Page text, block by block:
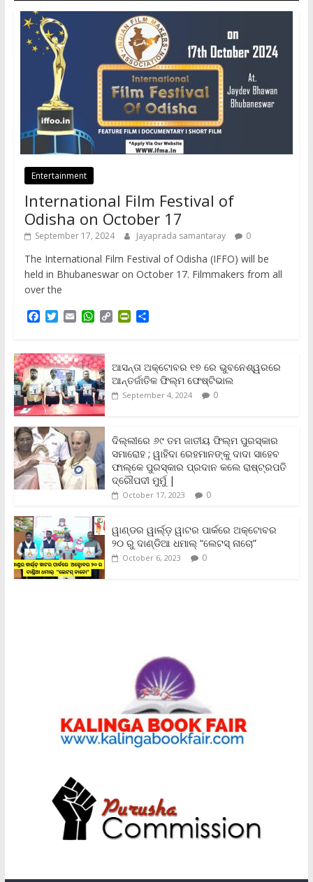
Entertainment
International Film Festival of
Odisha on October 17
September 17, 2024 Jayaprada samantaray 0
The International Film Festival of Odisha (IFFO) will be
held in Bhubaneswar on October 17. Filmmakers from all
over the
F
e
b
o
o
k
T
t
t
e
r
E
i
l
W
t
s
A
p
p
C
L
i
n
k
P
t
F
r
i
d
l
y
S
e
ଆସନ୍ତା ଅକ୍ଟୋବର ୧୭ ରେ ଭୁବନେଶ୍ୱରରେ
ଆନ୍ତର୍ଜାତିକ ଫିଲ୍ମ ଫେଷ୍ଟିଭାଲ
September 4, 2024 0
ଦିଲ୍ଲୀରେ ୬୯ ତମ ଜାତୀୟ ଫିଲ୍ମ ପୁରସ୍କାର
ସମାରୋହ ; ୱାହିଦା ରେହମାନଙ୍କୁ ଦାଦା ସାହେବ
ଫାଲ୍‌କେ ପୁରସ୍କାର ପ୍ରଦାନ କଲେ ରାଷ୍ଟ୍ରପତି
ଦ୍ରୌପଦୀ ମୁର୍ମୁ |
October 17, 2023 0
ୱାଣ୍ଡର ୱାର୍ଲ୍‌ଡ଼ ୱାଟର ପାର୍କରେ ଅକ୍ଟୋବର
୨୦ ରୁ ଦାଣ୍ଡିଆ ଧମାଲ୍ “ଲେଟସ୍ ନାଚୋ”
October 6, 2023 0